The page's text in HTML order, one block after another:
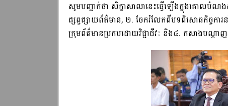
សូមបញ្ជាក់ថា សិក្ខាសាលានេះធ្វើឡើងក្នុងគោលបំ
ផ្សព្វផ្សាយព័ត៌មាន, ២. ចែករំលែកពីបទពិសោធកិច្ចការ
ក្រុមព័ត៌មានប្រកបដោយវិជ្ជាជីវៈ និង៤. កសាងបណ្តាញ